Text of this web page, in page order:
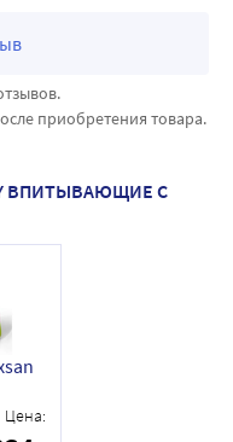
приобретения товара.
ВПИТЫВАЮЩИЕ С
с
Цена: